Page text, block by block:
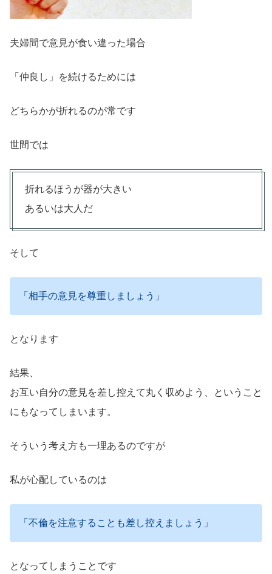
夫婦間で意見が食い違った場合
「仲良し」を続けるためには
どちらかが折れるのが常です
世間では
折れるほうが器が大きい
あるいは大人だ
そして
「相手の意見を尊重しましょう」
となります
結果、
お互い自分の意見を差し控えて丸く収めよう、ということ
にもなってしまいます。
そういう考え方も一理あるのですが
私が心配しているのは
「不倫を注意することも差し控えましょう」
となってしまうことです